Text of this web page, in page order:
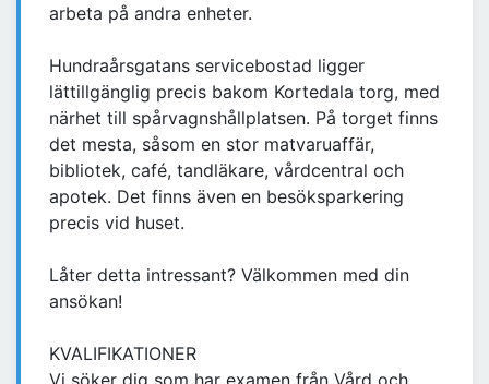
arbeta på andra enheter.
Hundraårsgatans servicebostad ligger
lättillgänglig precis bakom Kortedala torg, med
närhet till spårvagnshållplatsen. På torget finns
det mesta, såsom en stor matvaruaffär,
bibliotek, café, tandläkare, vårdcentral och
apotek. Det finns även en besöksparkering
precis vid huset.
Låter detta intressant? Välkommen med din
ansökan!
KVALIFIKATIONER